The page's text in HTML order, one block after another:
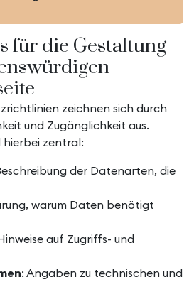
für die Gestaltung
zeichnen sich durch
und Zugänglichkeit aus.
hierbei zentral:
der Datenarten, die
warum Daten benötigt
auf Zugriffs- und
: Angaben zu technischen und